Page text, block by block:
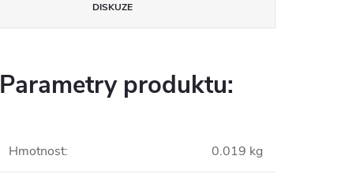
DISKUZE
Parametry produktu:
Hmotnost: 0.019 kg